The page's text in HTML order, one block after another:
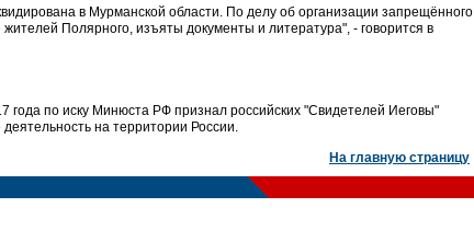
в Мурманской области. По делу об организации запрещённого
Полярного, изъяты документы и литература", - говорится в
года по иску Минюста РФ признал российских "Свидетелей Иеговы"
на территории России.
На главную страницу